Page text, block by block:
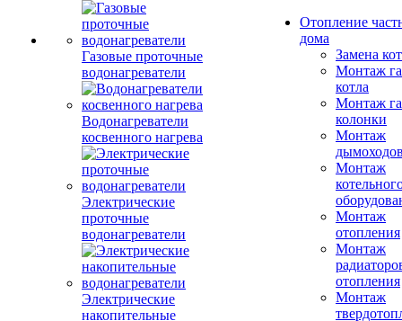
Газовые проточные
водонагреватели
Водонагреватели
косвенного нагрева
Электрические
проточные
водонагреватели
Электрические
накопительные
Отопление
дома
Замена
Монтаж
котла
Монтаж
колонки
Монтаж
Монтаж
Монтаж
отопления
Монтаж
отопления
Монтаж